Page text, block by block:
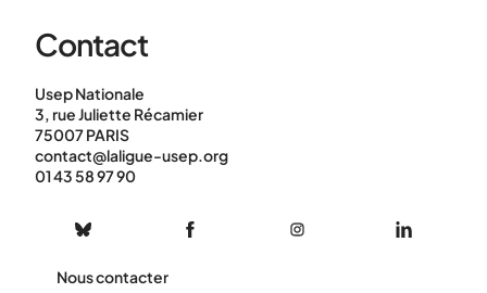
Contact
Usep Nationale
3, rue Juliette Récamier
75007 PARIS
contact@laligue-usep.org
01 43 58 97 90
Nous contacter